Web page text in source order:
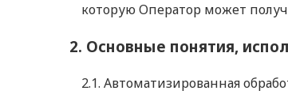
которую Оператор может
2. Основные понятия,
2.1. Автоматизированная